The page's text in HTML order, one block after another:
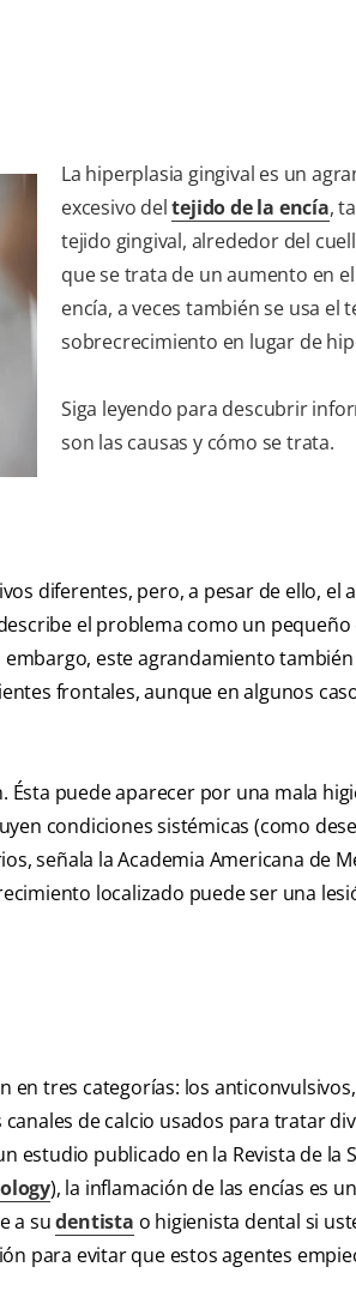
La hiperplasia gingival es un
excesivo deltejido de la encía,
tejido gingival, alrededor del
que se trata de un aumento en
encía, a veces también se usa el
sobrecrecimiento en lugar de
Siga leyendo para descubrir
son las causas y cómo se trata.
diferentes, pero, a pesar de ello, el
el problema como un
este agrandamiento
frontales, aunque en algunos
puede aparecer por una mala
condiciones sistémicas (como
señala la Academia Americana de
localizado puede ser una
en tres categorías: los
de calcio usados para tratar
estudio publicado en la Revista de la
), la inflamación de las encías es
a sudentista o higienista dental si
para evitar que estos agentes